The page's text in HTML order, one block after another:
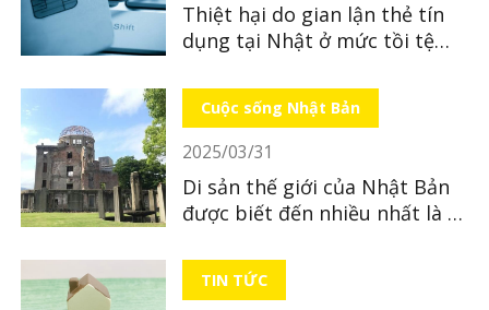
Thiệt hại do gian lận thẻ tín
dụng tại Nhật ở mức tồi tệ
Cuộc sống Nhật Bản
2025/03/31
Di sản thế giới của Nhật Bản
được biết đến nhiều nhất là di
TIN TỨC